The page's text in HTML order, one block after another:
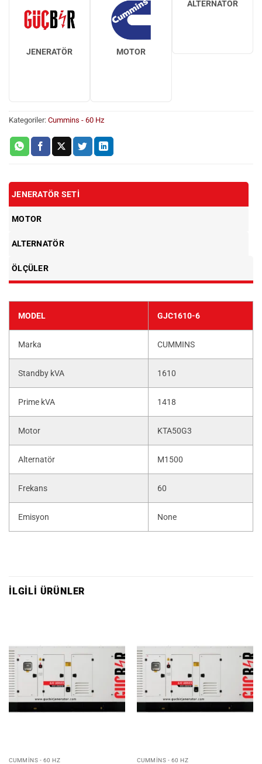
JENERATÖR MOTOR
ALTERNATÖR
Kategoriler: Cummins - 60 Hz
JENERATÖR SETI
MOTOR
ALTERNATÖR
ÖLÇÜLER
MODEL GJC1610-6
Marka CUMMINS
Standby kVA 1610
Prime kVA 1418
Motor KTA50G3
Alternatör M1500
Frekans 60
Emisyon None
İLGILI ÜRÜNLER
CUMMINS - 60 HZ CUMMINS - 60 HZ